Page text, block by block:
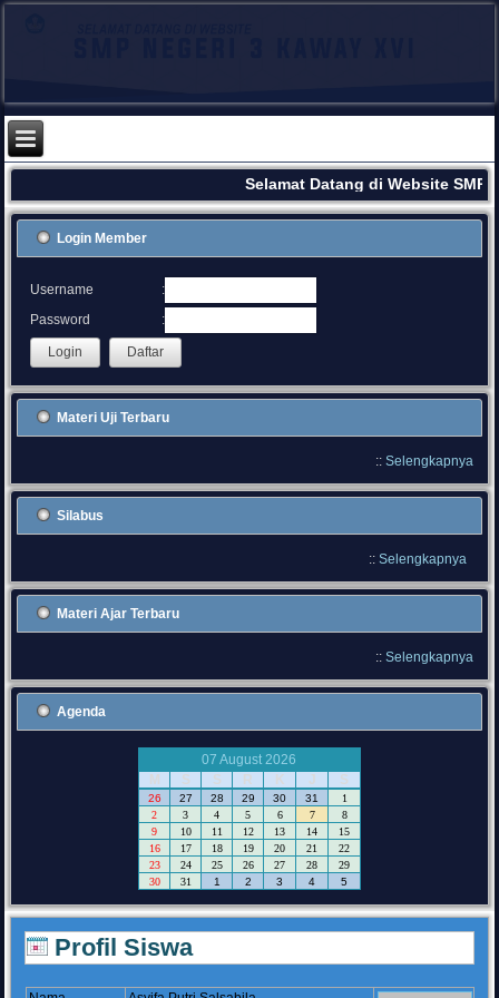
Selamat Datang di Website
Login Member
Username
:
Password
:
Materi Uji Terbaru
:: Selengkapnya
Silabus
:: Selengkapnya
Materi Ajar Terbaru
:: Selengkapnya
Agenda
07 August 2026
M
S S R K J S
26 27 28 29 30 31
1
2
3 4 5 6 7
8
9
10 11 12 13 14
15
16
17 18 19 20 21
22
23
24 25 26 27 28
29
30
31 1 2 3 4 5
Profil Siswa